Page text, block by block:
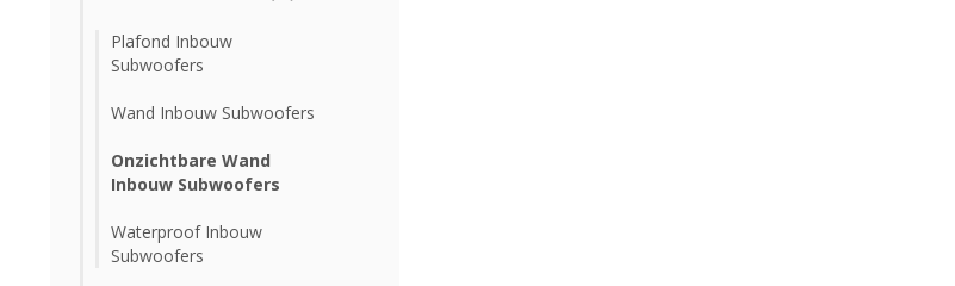
Plafond Inbouw
Subwoofers
Wand Inbouw Subwoofers
Onzichtbare Wand
Inbouw Subwoofers
Waterproof Inbouw
Subwoofers